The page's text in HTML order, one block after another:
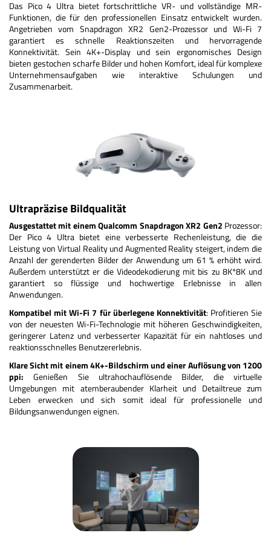
Das Pico 4 Ultra bietet fortschrittliche VR- und vollständige MR-
Funktionen, die für den professionellen Einsatz entwickelt wurden.
Angetrieben vom Snapdragon XR2 Gen2-Prozessor und Wi-Fi 7
garantiert es schnelle Reaktionszeiten und hervorragende
Konnektivität. Sein 4K+-Display und sein ergonomisches Design
bieten gestochen scharfe Bilder und hohen Komfort, ideal für komplexe
Unternehmensaufgaben wie interaktive Schulungen und
Zusammenarbeit.
Ultrapräzise Bildqualität
Ausgestattet mit einem Qualcomm Snapdragon XR2 Gen2 Prozessor:
Der Pico 4 Ultra bietet eine verbesserte Rechenleistung, die die
Leistung von Virtual Reality und Augmented Reality steigert, indem die
Anzahl der gerenderten Bilder der Anwendung um 61 % erhöht wird.
Außerdem unterstützt er die Videodekodierung mit bis zu 8K*8K und
garantiert so flüssige und hochwertige Erlebnisse in allen
Anwendungen.
Kompatibel mit Wi-Fi 7 für überlegene Konnektivität: Profitieren Sie
von der neuesten Wi-Fi-Technologie mit höheren Geschwindigkeiten,
geringerer Latenz und verbesserter Kapazität für ein nahtloses und
reaktionsschnelles Benutzererlebnis.
Klare Sicht mit einem 4K+-Bildschirm und einer Auflösung von 1200
ppi: Genießen Sie ultrahochauflösende Bilder, die virtuelle
Umgebungen mit atemberaubender Klarheit und Detailtreue zum
Leben erwecken und sich somit ideal für professionelle und
Bildungsanwendungen eignen.